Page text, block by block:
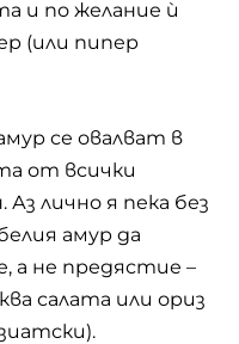
и по желание ѝ
(или пипер
се овалват в
от всички
лично я пека без
амур да
а не предястие –
салата или ориз